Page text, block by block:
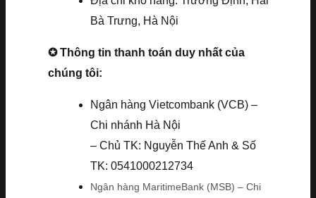
Bà Trưng, Hà Nội
✪ Thông tin thanh toán duy nhất của
chúng tôi:
Ngân hàng Vietcombank (VCB) –
Chi nhánh Hà Nội
– Chủ TK: Nguyễn Thế Anh & Số
TK: 0541000212734
Ngân hàng MaritimeBank (MSB) – Chi